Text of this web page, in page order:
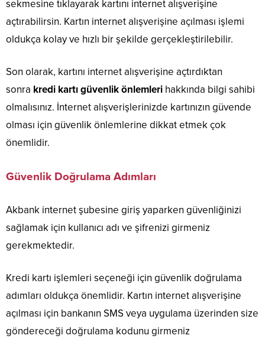
sekmesine tıklayarak kartını internet alışverişine
açtırabilirsin. Kartın internet alışverişine açılması işlemi
oldukça kolay ve hızlı bir şekilde gerçekleştirilebilir.
Son olarak, kartını internet alışverişine açtırdıktan
sonra kredi kartı güvenlik önlemleri hakkında bilgi sahibi
olmalısınız. İnternet alışverişlerinizde kartınızın güvende
olması için güvenlik önlemlerine dikkat etmek çok
önemlidir.
Güvenlik Doğrulama Adımları
Akbank internet şubesine giriş yaparken güvenliğinizi
sağlamak için kullanıcı adı ve şifrenizi girmeniz
gerekmektedir.
Kredi kartı işlemleri seçeneği için güvenlik doğrulama
adımları oldukça önemlidir. Kartın internet alışverişine
açılması için bankanın SMS veya uygulama üzerinden size
göndereceği doğrulama kodunu girmeniz